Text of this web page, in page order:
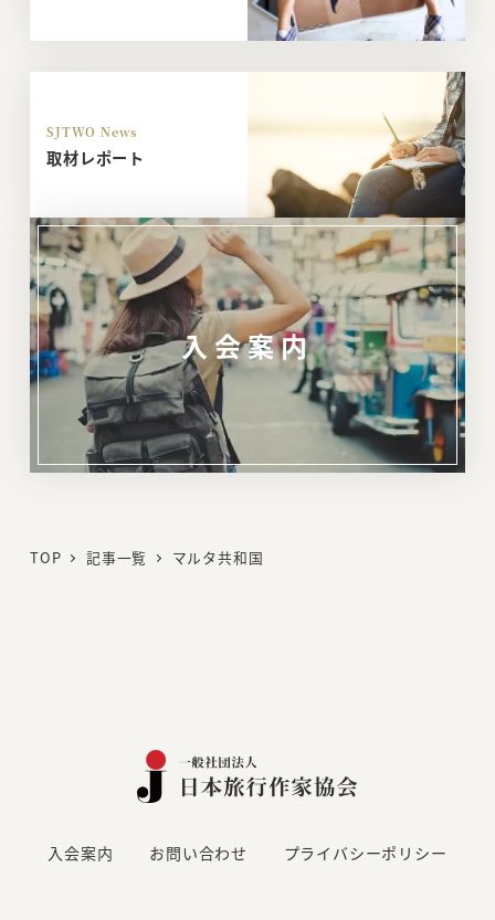
SJTWO News
取材レポート
入会案内
TOP 記事一覧 マルタ共和国
入会案内 お問い合わせ プライバシーポリシー